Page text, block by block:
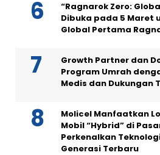
“Ragnarok Zero:
Dibuka pada 5 Maret
Global Pertama
Growth Partner dan
Program Umrah
Medis dan Dukungan
Molicel Manfaatkan
Mobil “Hybrid” di
Perkenalkan
Generasi Terbaru